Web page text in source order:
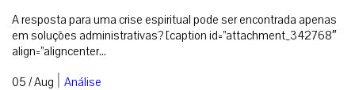
A resposta para uma crise espiritual pode ser encontrada apenas
em soluções administrativas? [caption id=”attachment_342768″
align=”aligncenter...
05 / Aug | Análise